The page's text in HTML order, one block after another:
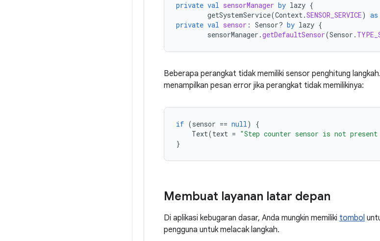
private val sensorManager by lazy {
getSystemService(Context.SENSOR_SERVICE) as
private val sensor : Sensor? by lazy {
sensorManager .getDefaultSensor(Sensor .
Beberapa perangkat tidak memiliki sensor penghitung
menampilkan pesan error jika perangkat tidak memilikinya:
if (sensor == null)
{
Text(text = "Step counter sensor is not
}
Membuat layanan latar depan
Di aplikasi kebugaran dasar, Anda mungkin memiliki tombol
pengguna untuk melacak langkah.